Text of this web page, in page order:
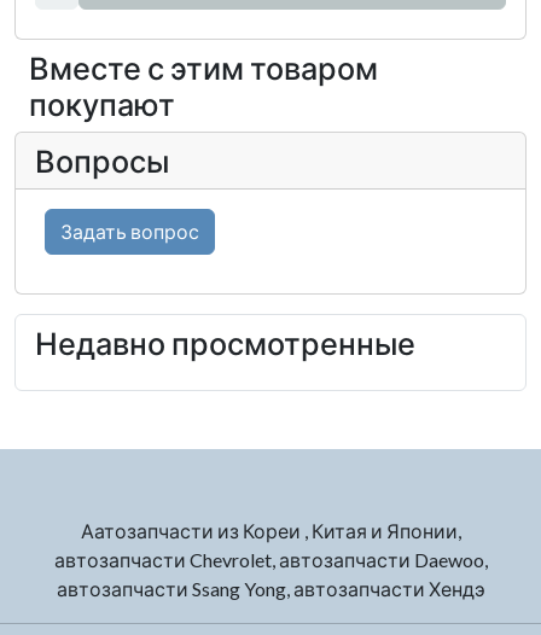
Вместе с этим товаром
покупают
Вопросы
Задать вопрос
Недавно просмотренные
Аатозапчасти из Кореи , Китая и Японии,
автозапчасти Chevrolet, автозапчасти Daewoo,
автозапчасти Ssang Yong, автозапчасти Хендэ